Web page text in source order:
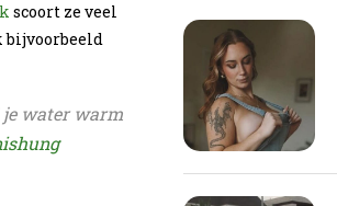
scoort ze veel
bijvoorbeeld
je water warm